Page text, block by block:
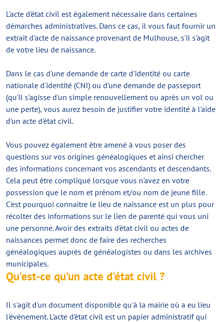
L'acte d'état civil est également nécessaire dans certaines
démarches administratives. Dans ce cas, il vous faut fournir un
extrait d'acte de naissance provenant de Mulhouse, s'il s'agit
de votre lieu de naissance.
Dans le cas d'une demande de carte d'identité ou carte
nationale d'identité (CNI) ou d'une demande de passeport
(qu'il s'agisse d'un simple renouvellement ou après un vol ou
une perte), vous aurez besoin de justifier votre identité à l'aide
d'un acte d'état civil.
Vous pouvez également être amené à vous poser des
questions sur vos origines généalogiques et ainsi chercher
des informations concernant vos ascendants et descendants.
Cela peut être compliqué lorsque vous n'avez en votre
possession que le nom et prénom et/ou nom de jeune fille.
C'est pourquoi connaitre le lieu de naissance est un plus pour
récolter des informations sur le lien de parenté qui vous uni
une personne. Avoir des extraits d'état civil ou actes de
naissances permet donc de faire des recherches
généalogiques auprès de généalogistes ou dans les archives
municipales.
Qu'est-ce qu'un acte d'état civil ?
Il s'agit d'un document disponible qu'à la mairie où a eu lieu
l'événement. L'acte d'état civil est un papier administratif qui